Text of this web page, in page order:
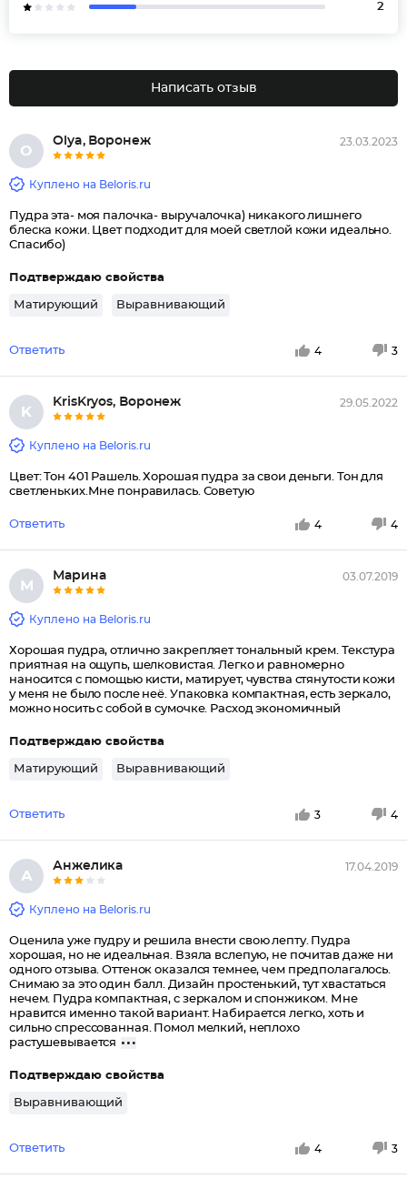
2
Написать отзыв
O
Olya, Воронеж 23.03.2023
Куплено на Beloris.ru
Пудра эта- моя палочка- выручалочка) никакого лишнего
блеска кожи. Цвет подходит для моей светлой кожи идеально.
Спасибо)
Подтверждаю свойства
Матирующий Выравнивающий
Ответить 4 3
K
KrisKryos, Воронеж 29.05.2022
Куплено на Beloris.ru
Цвет: Тон 401 Рашель. Хорошая пудра за свои деньги. Тон для
светленьких.Мне понравилась. Советую
Ответить 4 4
М
Марина 03.07.2019
Куплено на Beloris.ru
Хорошая пудра, отлично закрепляет тональный крем. Текстура
приятная на ощупь, шелковистая. Легко и равномерно
наносится с помощью кисти, матирует, чувства стянутости кожи
у меня не было после неё. Упаковка компактная, есть зеркало,
можно носить с собой в сумочке. Расход экономичный
Подтверждаю свойства
Матирующий Выравнивающий
Ответить 3 4
А
Анжелика 17.04.2019
Куплено на Beloris.ru
Оценила уже пудру и решила внести свою лепту. Пудра
хорошая, но не идеальная. Взяла вслепую, не почитав даже ни
одного отзыва. Оттенок оказался темнее, чем предполагалось.
Снимаю за это один балл. Дизайн простенький, тут хвастаться
нечем. Пудра компактная, с зеркалом и спонжиком. Мне
нравится именно такой вариант. Набирается легко, хоть и
сильно спрессованная. Помол мелкий, неплохо
растушевывается
Подтверждаю свойства
Выравнивающий
Ответить 4 3